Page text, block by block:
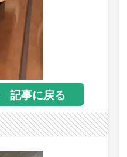
記事に戻る